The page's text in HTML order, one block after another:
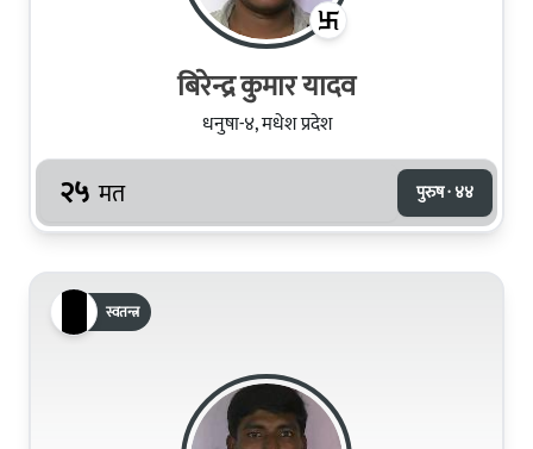
बिरेन्द्र कुमार यादव
धनुषा-४, मधेश प्रदेश
२५ मत पुरुष · ४४
स्वतन्त्र